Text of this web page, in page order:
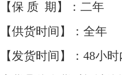
【保 质 期】：二年
【供货时间】：全年
【发货时间】：48小